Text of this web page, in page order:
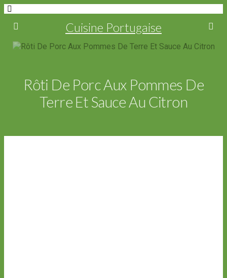
Cuisine Portugaise
Rôti De Porc Aux Pommes De
Terre Et Sauce Au Citron